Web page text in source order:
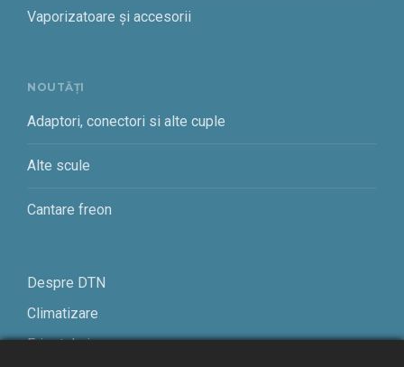
Vaporizatoare și accesorii
NOUTĂȚI
Adaptori, conectori si alte cuple
Alte scule
Cantare freon
Despre DTN
Climatizare
Frigotehnie